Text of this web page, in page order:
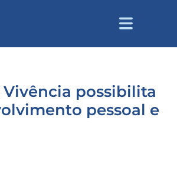
Vivência possibilita
pessoal e